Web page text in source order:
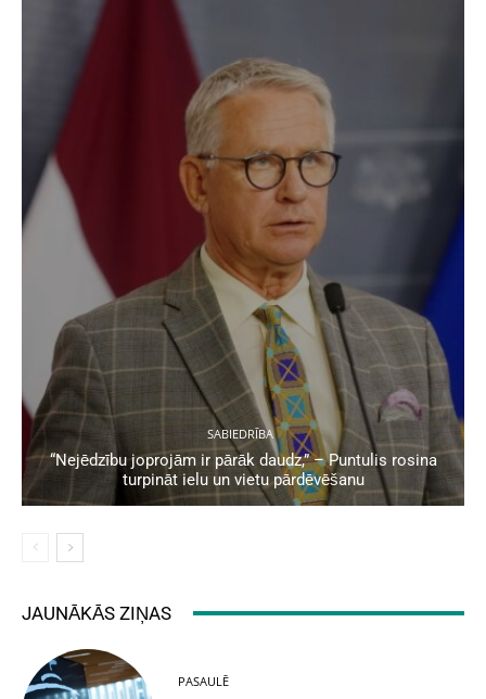
SABIEDRĪBA
“Nejēdzību joprojām ir pārāk daudz,” – Puntulis rosina
turpināt ielu un vietu pārdēvēšanu
JAUNĀKĀS ZIŅAS
PASAULĒ